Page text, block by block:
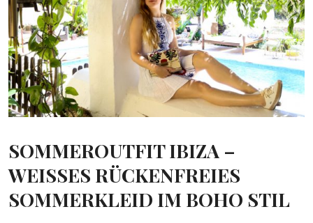
SOMMEROUTFIT IBIZA –
WEISSES RÜCKENFREIES S
OMMERKLEID IM BOHO STIL